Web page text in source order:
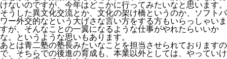
けないのですが、今年はどこかに行ってみたいなと思います。
そうした異文化交流とか、文化の架け橋というのか、ソフトパ
ワー外交的なという大げさな言い方をする方もいらっしゃいま
すが、そんなことの一翼になるような仕事がやれたらいいか
な。というような思いもあります。
あとは青二塾の塾長みたいなことを担当させられておりますの
で、そちらでの後進の育成も、本業以外としては、やっていけ